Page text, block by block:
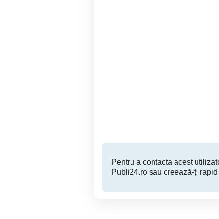
Pentru a contacta acest
Publi24.ro sau creează-ți